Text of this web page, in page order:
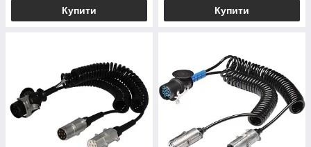
Купити Купити